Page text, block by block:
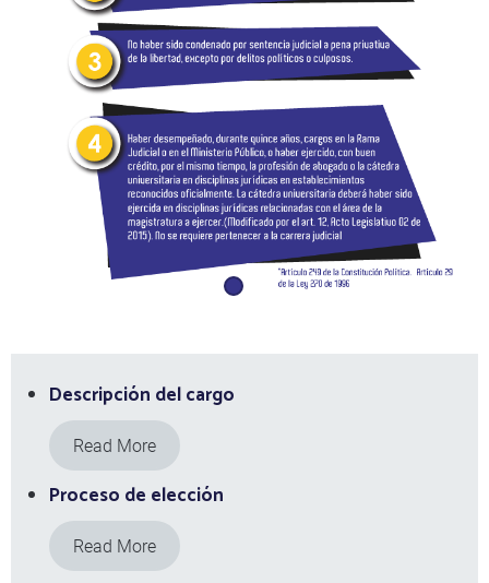
Descripción del cargo
Read More
Proceso de elección
Read More